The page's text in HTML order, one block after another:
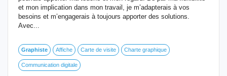
et mon implication dans mon travail, je m’adapterais à vos
besoins et m’engagerais à toujours apporter des solutions.
Avec...
Graphiste Affiche Carte de visite Charte graphique
Communication digitale